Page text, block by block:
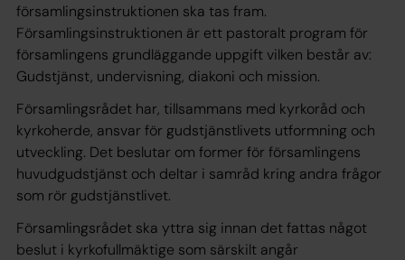
församlingsinstruktionen ska tas fram.
Församlingsinstruktionen är ett pastoralt program för
församlingens grundläggande uppgift vilken består av:
Gudstjänst, undervisning, diakoni och mission.
Församlingsrådet har, tillsammans med kyrkoråd och
kyrkoherde, ansvar för gudstjänstlivets utformning och
utveckling. Det beslutar om former för församlingens
huvudgudstjänst och deltar i samråd kring andra frågor
som rör gudstjänstlivet.
Församlingsrådet ska yttra sig innan det fattas något
beslut i kyrkofullmäktige som särskilt angår